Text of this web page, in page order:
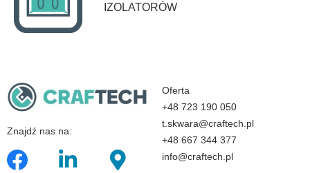
IZOLATORÓW
Znajdź nas na:
Oferta
+48 723 190 050
t.skwara@craftech.pl
+48 667 344 377
info@craftech.pl